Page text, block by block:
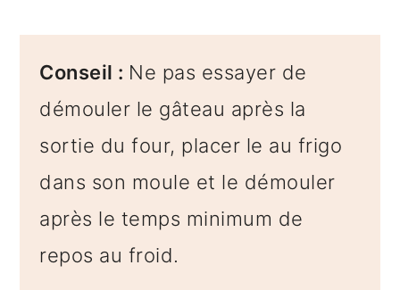
Conseil : Ne pas essayer de
démouler le gâteau après la
sortie du four, placer le au frigo
dans son moule et le démouler
après le temps minimum de
repos au froid.